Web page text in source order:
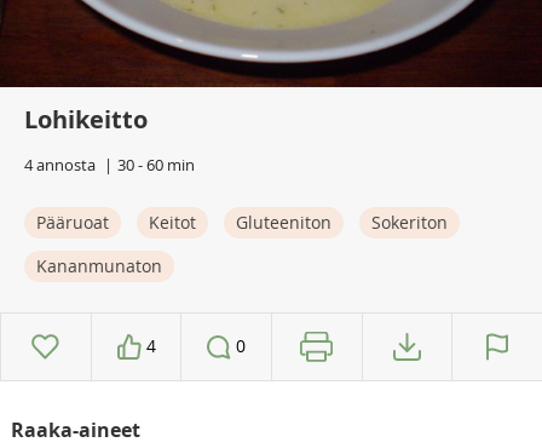
Lohikeitto
4 annosta 30 - 60 min
Pääruoat Keitot Gluteeniton
Sokeriton
Kananmunaton
4 0
Raaka-aineet